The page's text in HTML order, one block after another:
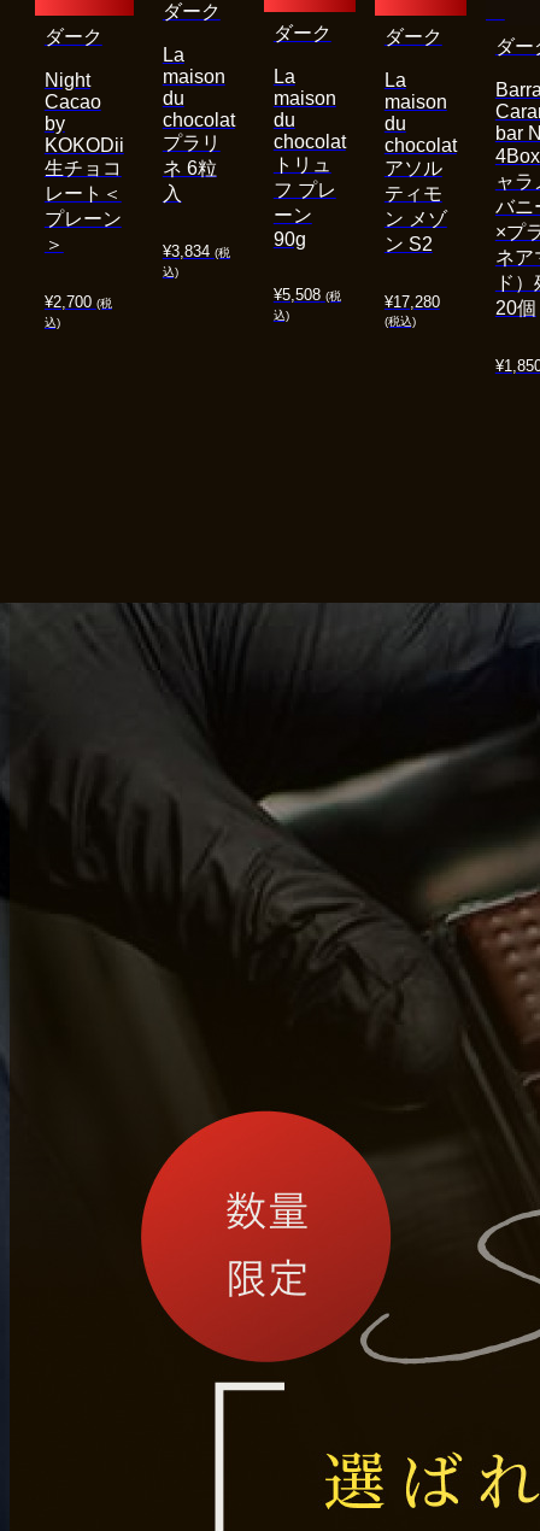
¥2,700 (税
込)
Night
Cacao
by
KOKODii
生チョコ
レート＜
プレーン
＞
ダーク
¥3,834 (税
込)
La
maison
du
chocolat
プラリ
ネ 6粒
入
ダーク
¥5,508 (税
込)
La
maison
du
chocolat
トリュ
フ プレ
ーン
90g
ダーク
¥17,280
(税込)
La
maison
du
chocolat
アソル
ティモ
ン メゾ
ン S2
ダーク
¥
bar
ャラ
バニ
×プ
ネア
ド
20個
ダー